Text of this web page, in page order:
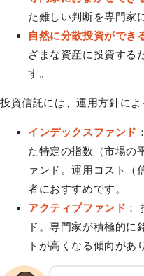
た難しい判断を専門家
自然に分散投資ができ
ざまな資産に投資する
す。
投資信託には、運用方針に
インデックスファンド
た特定の指数（市場の
ァンド。運用コスト（
者におすすめです。
アクティブファンド ：
ド。専門家が積極的に
トが高くなる傾向があ